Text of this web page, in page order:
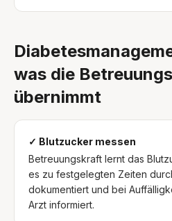
was die
übernimmt
✓ Blutzucker messen
Betreuungskraft lernt das
es zu festgelegten Zeiten
dokumentiert und bei
Arzt informiert.